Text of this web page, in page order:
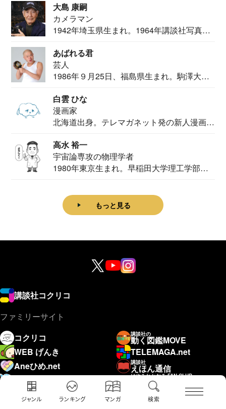
ジャンル ランキング マンガ 検索
大島 康嗣
カメラマン
1942年埼玉県生まれ。1964年講談社写真部
あばれる君
芸人
1986年９月25日、福島県生まれ。駒澤大学
白雲 ひな
漫画家
北海道出身。テレマガネット発の新人漫画
高水 裕一
宇宙論専攻の物理学者
1980年東京生まれ。早稲田大学理工学部物
もっと見る
講談社コクリコ
ファミリーサイト
コクリコ
講談社の
動く図鑑MOVE
WEB げんき
TELEMAGA.net
Aneひめ.net
講談社
えほん通信
青い鳥文庫
はやみねかおる FAN CLUB
赤い夢学園